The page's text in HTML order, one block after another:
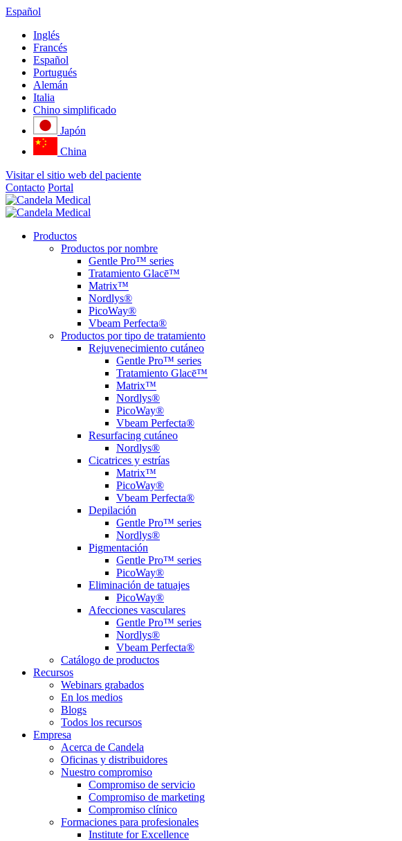
Español
Inglés
Francés
Español
Portugués
Alemán
Italia
Chino simplificado
Japón
China
Visitar el sitio web del paciente
Contacto Portal
Productos
Productos por nombre
Gentle Pro™ series
Tratamiento Glacē™
Matrix™
Nordlys®
PicoWay®
Vbeam Perfecta®
Productos por tipo de tratamiento
Rejuvenecimiento cutáneo
Gentle Pro™ series
Tratamiento Glacē™
Matrix™
Nordlys®
PicoWay®
Vbeam Perfecta®
Resurfacing cutáneo
Nordlys®
Cicatrices y estrías
Matrix™
PicoWay®
Vbeam Perfecta®
Depilación
Gentle Pro™ series
Nordlys®
Pigmentación
Gentle Pro™ series
PicoWay®
Eliminación de tatuajes
PicoWay®
Afecciones vasculares
Gentle Pro™ series
Nordlys®
Vbeam Perfecta®
Catálogo de productos
Recursos
Webinars grabados
En los medios
Blogs
Todos los recursos
Empresa
Acerca de Candela
Oficinas y distribuidores
Nuestro compromiso
Compromiso de servicio
Compromiso de marketing
Compromiso clínico
Formaciones para profesionales
Institute for Excellence